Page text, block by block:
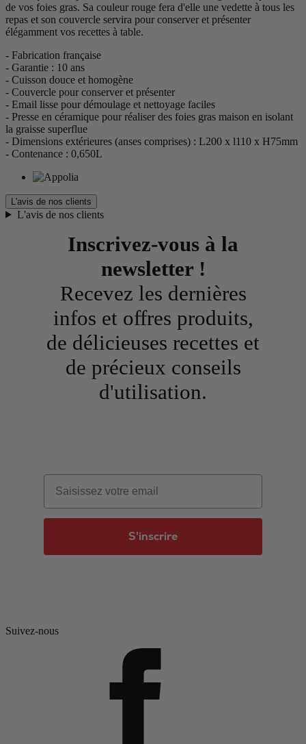
de vos foies gras. Sa couleur rouge fera d'elle une vedette à tous les
repas et son couvercle servira pour conserver et présenter
élégamment vos recettes à table.
- Fabrication française
- Garantie : 10 ans
- Cuisson douce et homogène
- Couvercle pour conserver et présenter
- Email lisse pour démoulage et nettoyage faciles
- Presse en céramique pour réaliser des foies gras maison en isolant
la graisse superflue
- Dimensions extérieures (anses comprises) : L200 x l110 x H75mm
- Contenance : 0,650L
L'avis de nos clients
L'avis de nos clients
Inscrivez-vous à la
newsletter !
Recevez les dernières
infos et offres produits,
de délicieuses recettes et
de précieux conseils
d'utilisation.
Email
S'inscrire
Suivez-nous